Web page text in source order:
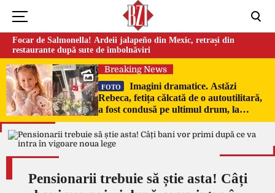
Focar de Salmonella! Ardeii jalapeño din Mexic, retrași din
restaurante după sute de îmbolnăviri
Breaking News
FOTO
Imagini dramatice. Astăzi
Rebeca, fetița călcată de o autoutilitară,
a fost condusă pe ultimul drum, la
Poduri. În sicriul alb al micuței au fost
puși pumni de bani și jucării –
EXCLUSIV
Pensionarii trebuie să știe asta! Câți